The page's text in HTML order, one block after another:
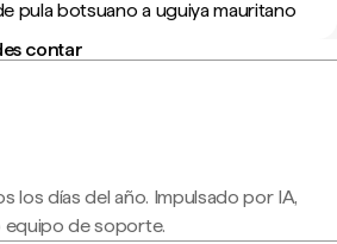
pula botsuano a uguiya mauritano
contar
los días del año. Impulsado por IA,
de soporte.